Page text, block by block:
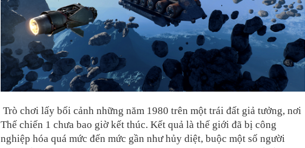
Trò chơi lấy bối cảnh những năm 1980 trên một trái đất giả tưởng, nơi
Thế chiến 1 chưa bao giờ kết thúc. Kết quả là thế giới đã bị công
nghiệp hóa quá mức đến mức gần như hủy diệt, buộc một số người